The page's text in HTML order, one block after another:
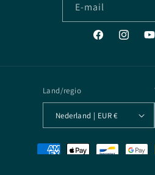
E‑mail
FacebookInstagram
Land/regio
Nederland | EUR €
Betaalmethoden